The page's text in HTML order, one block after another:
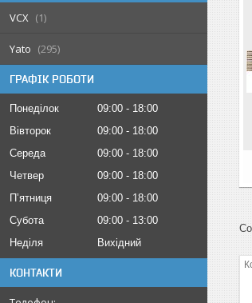
VCX
1
Yato 295
ГРАФІК РОБОТИ
Понеділок 09:00
18:00
Вівторок
09:00
18:00
Середа
09:00
18:00
Четвер
09:00
18:00
Пʼятниця
09:00
18:00
Субота
09:00
13:00
Неділя
Вихідний
КОНТАКТИ